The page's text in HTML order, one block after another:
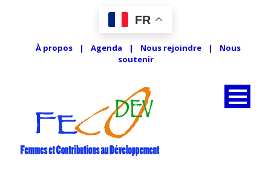
FR
À propos | Agenda | Nous rejoindre |
Nous
soutenir